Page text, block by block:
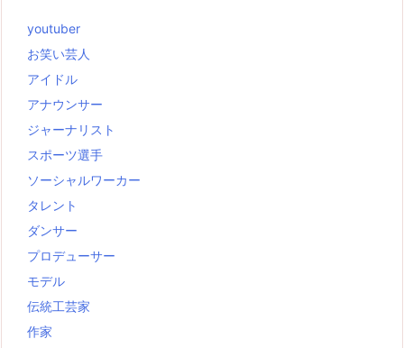
youtuber
お笑い芸人
アイドル
アナウンサー
ジャーナリスト
スポーツ選手
ソーシャルワーカー
タレント
ダンサー
プロデューサー
モデル
伝統工芸家
作家